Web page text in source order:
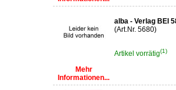
Mehr
Informationen...
alba - Verlag BEI
(Art.Nr. 5680)
Artikel vorrätig(1)